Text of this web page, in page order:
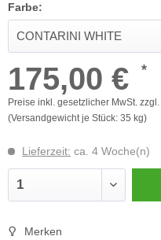
Farbe:
175,00 € *
Preise inkl. gesetzlicher MwSt. zzgl.
(Versandgewicht je Stück: 35 kg)
Lieferzeit: ca. 4 Woche(n)
Merken